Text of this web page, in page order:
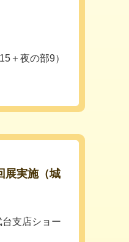
＋夜の部9）
展実施（城
支店ショー